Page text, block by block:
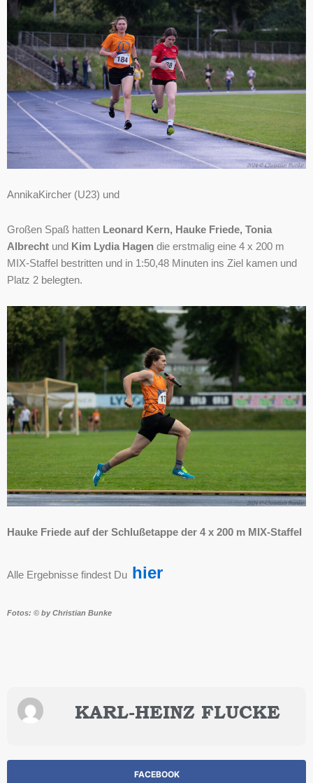
AnnikaKircher (U23) und
Großen Spaß hatten Leonard Kern, Hauke Friede, Tonia
Albrecht und Kim Lydia Hagen die erstmalig eine 4 x 200 m
MIX-Staffel bestritten und in 1:50,48 Minuten ins Ziel kamen und
Platz 2 belegten.
Hauke Friede auf der Schlußetappe der 4 x 200 m MIX-Staffel
Alle Ergebnisse findest Du hier
Fotos: © by Christian Bunke
KARL-HEINZ FLUCKE
FACEBOOK